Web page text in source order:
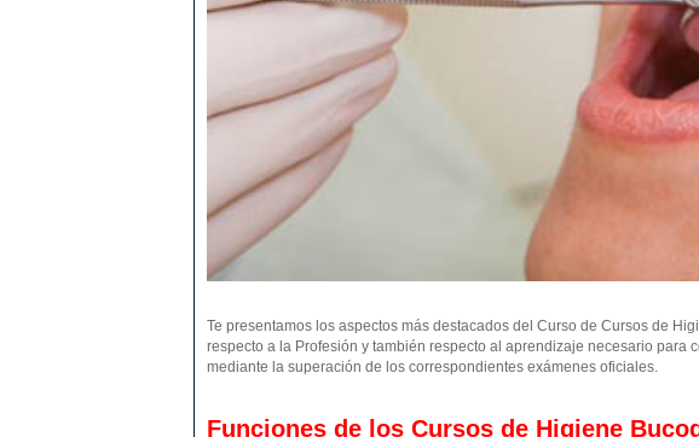
Te presentamos los aspectos más destacados del Curso de Cursos de
respecto a la Profesión y también respecto al aprendizaje necesario para
mediante la superación de los correspondientes exámenes oficiales.
Funciones de los Cursos de Higiene